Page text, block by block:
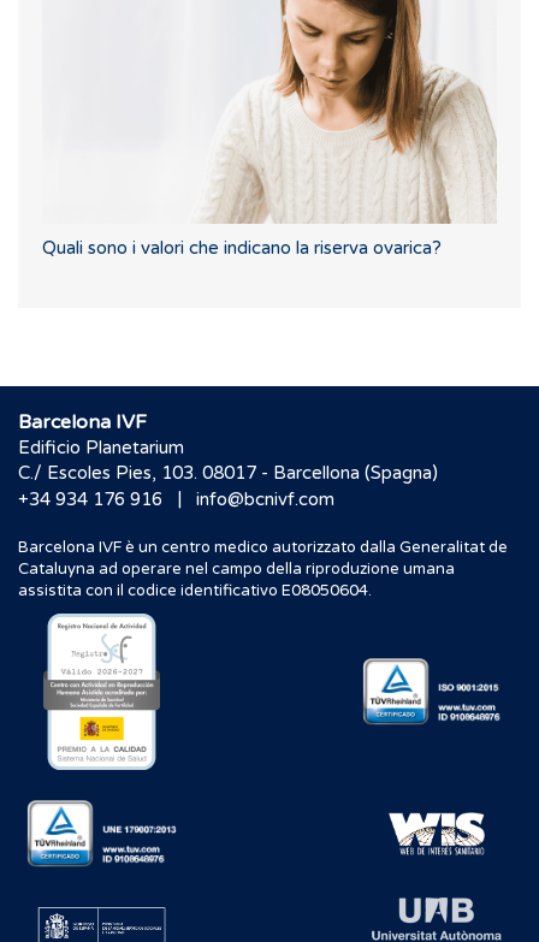
Quali sono i valori che indicano la riserva ovarica?
Barcelona IVF
Edificio Planetarium
C./ Escoles Pies, 103. 08017 - Barcellona (Spagna)
+34 934 176 916
| info@bcnivf.com
Barcelona IVF è un centro medico autorizzato dalla Generalitat de
Cataluyna ad operare nel campo della riproduzione umana
assistita con il codice identificativo E08050604.